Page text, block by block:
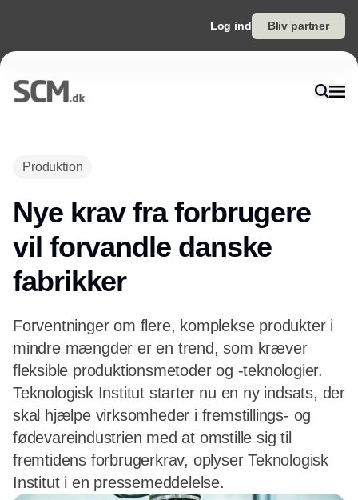
Log ind Bliv partner
Produktion
Nye krav fra forbrugere
vil forvandle danske
fabrikker
Forventninger om flere, komplekse produkter i
mindre mængder er en trend, som kræver
fleksible produktionsmetoder og -teknologier.
Teknologisk Institut starter nu en ny indsats, der
skal hjælpe virksomheder i fremstillings- og
fødevareindustrien med at omstille sig til
fremtidens forbrugerkrav, oplyser Teknologisk
Institut i en pressemeddelelse.